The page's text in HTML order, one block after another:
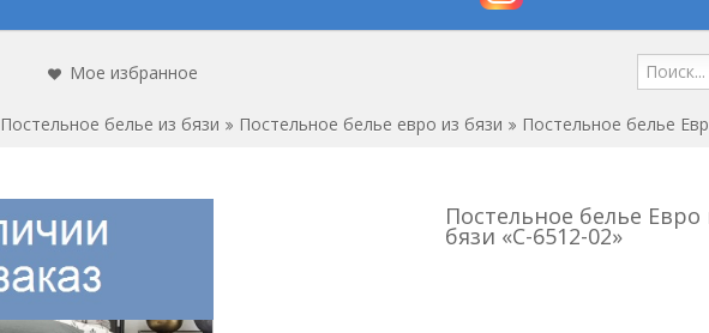
Мое избранное
Постельное белье из бязи Постельное белье евро из бязи Постельное белье
Постельное белье Евро
бязи «С-6512-02»